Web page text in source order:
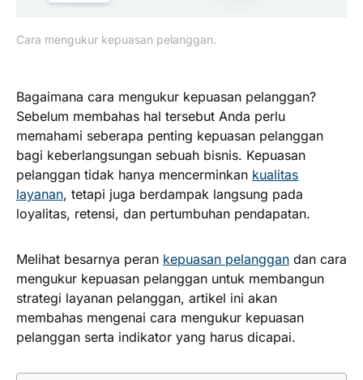
Cara mengukur kepuasan pelanggan.
Bagaimana cara mengukur kepuasan pelanggan?
Sebelum membahas hal tersebut Anda perlu
memahami seberapa penting kepuasan pelanggan
bagi keberlangsungan sebuah bisnis. Kepuasan
pelanggan tidak hanya mencerminkan kualitas
layanan, tetapi juga berdampak langsung pada
loyalitas, retensi, dan pertumbuhan pendapatan.
Melihat besarnya peran kepuasan pelanggan dan cara
mengukur kepuasan pelanggan untuk membangun
strategi layanan pelanggan, artikel ini akan
membahas mengenai cara mengukur kepuasan
pelanggan serta indikator yang harus dicapai.